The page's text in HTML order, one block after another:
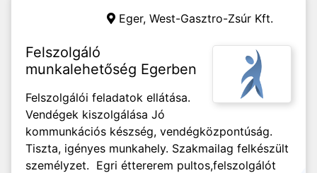
Eger, West-Gasztro-Zsúr Kft.
Felszolgáló
munkalehetőség Egerben
Felszolgálói feladatok ellátása.
Vendégek kiszolgálása Jó
kommunkációs készség, vendégközpontúság.
Tiszta, igényes munkahely. Szakmailag felkészült
személyzet. Egri éttererem pultos,felszolgálót